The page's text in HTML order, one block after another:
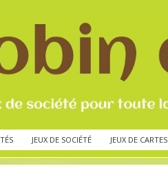
JEUX DE SOCIÉTÉ JEUX DE CARTES